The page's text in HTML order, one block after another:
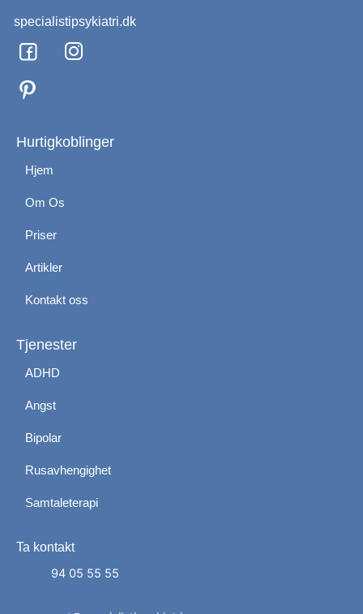
specialistipsykiatri.dk
F
a
c
e
o
k
I
n
g
Hurtigkoblinger
Hjem
Om Os
Priser
Artikler
Kontakt oss
Tjenester
ADHD
Angst
Bipolar
Rusavhengighet
Samtaleterapi
Ta kontakt
94 05 55 55
Administrer dit samtykke
For at give den bedst mulige oplevelse bruger vi